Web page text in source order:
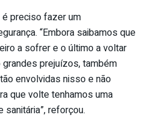
preciso fazer um
“Embora saibamos que
a sofrer e o último a voltar
prejuízos, também
envolvidas nisso e não
que volte tenhamos uma
reforçou.